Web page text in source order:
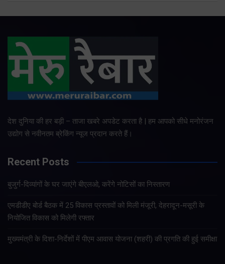
देश दुनिया की हर बड़ी – ताजा खबरे अपडेट करता है | हम आपको सीधे मनोरंजन
उद्योग से नवीनतम ब्रेकिंग न्यूज प्रदान करते हैं।
Recent Posts
बुजुर्ग-दिव्यांगों के घर जाएंगे बीएलओ, करेंगे नोटिसों का निस्तारण
एमडीडीए बोर्ड बैठक में 25 विकास प्रस्तावों को मिली मंजूरी, देहरादून-मसूरी के
नियोजित विकास को मिलेगी रफ्तार
मुख्यमंत्री के दिशा-निर्देशों में पीएम आवास योजना (शहरी) की प्रगति की हुई समीक्षा